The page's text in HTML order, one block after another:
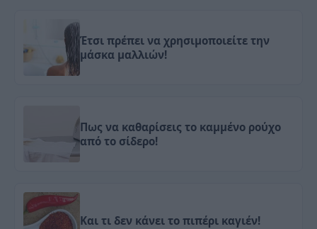
Έτσι πρέπει να χρησιμοποιείτε την
μάσκα μαλλιών!
Πως να καθαρίσεις το καμμένο ρούχο
από το σίδερο!
Και τι δεν κάνει το πιπέρι καγιέν!